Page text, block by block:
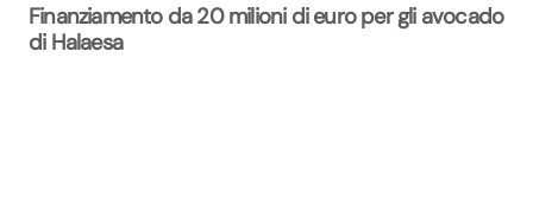
Finanziamento da 20 milioni di euro per gli avocado
di Halaesa